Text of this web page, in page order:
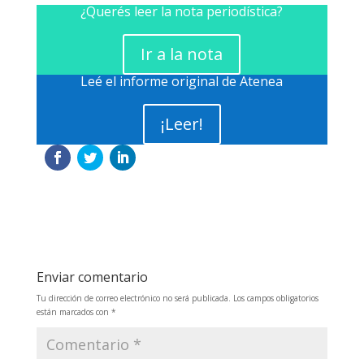
¿Querés leer la nota periodística?
Ir a la nota
Leé el informe original de Atenea
¡Leer!
Enviar comentario
Tu dirección de correo electrónico no será publicada. Los campos obligatorios
están marcados con *